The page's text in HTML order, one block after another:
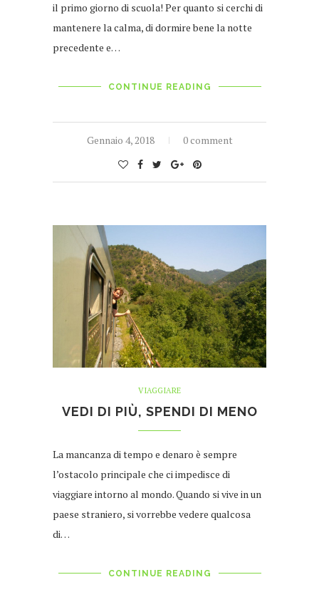
il primo giorno di scuola! Per quanto si cerchi di
mantenere la calma, di dormire bene la notte
precedente e…
CONTINUE READING
Gennaio 4, 2018 0 comment
VIAGGIARE
VEDI DI PIÙ, SPENDI DI MENO
La mancanza di tempo e denaro è sempre
l’ostacolo principale che ci impedisce di
viaggiare intorno al mondo. Quando si vive in un
paese straniero, si vorrebbe vedere qualcosa
di…
CONTINUE READING